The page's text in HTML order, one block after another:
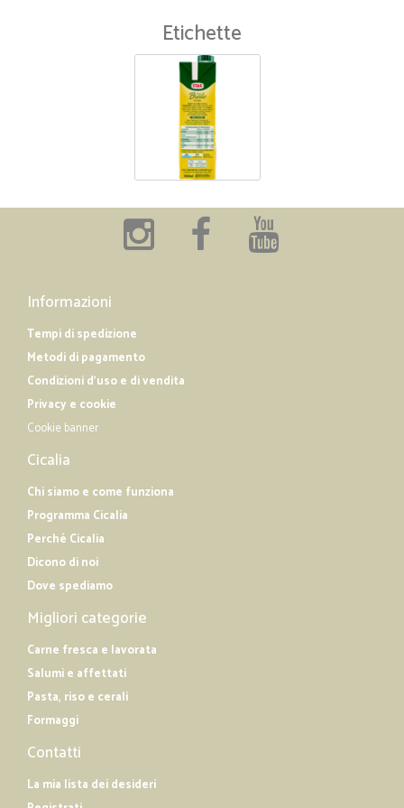
Etichette
Informazioni
Tempi di spedizione
Metodi di pagamento
Condizioni d'uso e di vendita
Privacy e cookie
Cookie banner
Cicalia
Chi siamo e come funziona
Programma Cicalia
Perché Cicalia
Dicono di noi
Dove spediamo
Migliori categorie
Carne fresca e lavorata
Salumi e affettati
Pasta, riso e cerali
Formaggi
Contatti
La mia lista dei desideri